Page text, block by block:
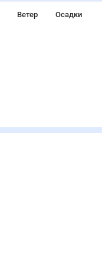
Ветер Осадки